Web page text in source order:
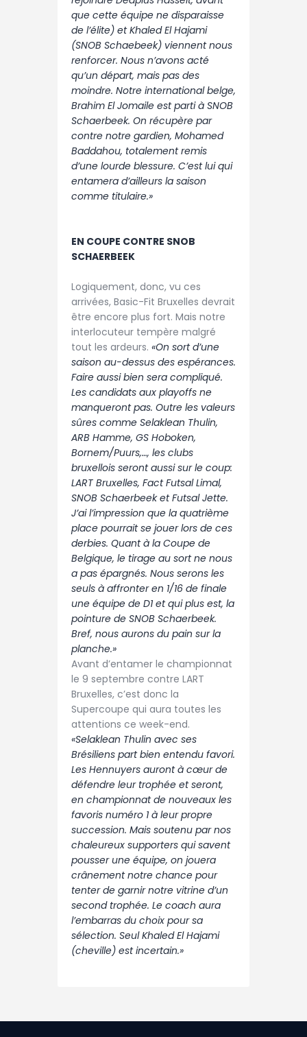
que cette équipe ne disparaisse
de l’élite) et Khaled El Hajami
(SNOB Schaebeek) viennent nous
renforcer. Nous n’avons acté
qu’un départ, mais pas des
moindre. Notre international belge,
Brahim El Jomaile est parti à SNOB
Schaerbeek. On récupère par
contre notre gardien, Mohamed
Baddahou, totalement remis
d’une lourde blessure. C’est lui qui
entamera d’ailleurs la saison
comme titulaire.»
EN COUPE CONTRE SNOB
SCHAERBEEK
Logiquement, donc, vu ces
arrivées, Basic-Fit Bruxelles devrait
être encore plus fort. Mais notre
interlocuteur tempère malgré
tout les ardeurs. «On sort d’une
saison au-dessus des espérances.
Faire aussi bien sera compliqué.
Les candidats aux playoffs ne
manqueront pas. Outre les valeurs
sûres comme Selaklean Thulin,
ARB Hamme, GS Hoboken,
Bornem/Puurs,…, les clubs
bruxellois seront aussi sur le coup:
LART Bruxelles, Fact Futsal Limal,
SNOB Schaerbeek et Futsal Jette.
J’ai l’impression que la quatrième
place pourrait se jouer lors de ces
derbies. Quant à la Coupe de
Belgique, le tirage au sort ne nous
a pas épargnés. Nous serons les
seuls à affronter en 1/16 de finale
une équipe de D1 et qui plus est, la
pointure de SNOB Schaerbeek.
Bref, nous aurons du pain sur la
planche.»
Avant d’entamer le championnat
le 9 septembre contre LART
Bruxelles, c’est donc la
Supercoupe qui aura toutes les
attentions ce week-end.
«Selaklean Thulin avec ses
Brésiliens part bien entendu favori.
Les Hennuyers auront à cœur de
défendre leur trophée et seront,
en championnat de nouveaux les
favoris numéro 1 à leur propre
succession. Mais soutenu par nos
chaleureux supporters qui savent
pousser une équipe, on jouera
crânement notre chance pour
tenter de garnir notre vitrine d’un
second trophée. Le coach aura
l’embarras du choix pour sa
sélection. Seul Khaled El Hajami
(cheville) est incertain.»